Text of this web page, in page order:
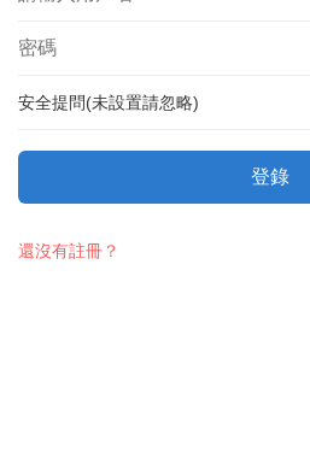
安全提問(未設置請忽略)
登錄
還沒有註冊？